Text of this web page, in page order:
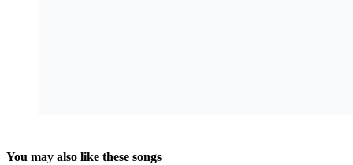
You may also like these songs